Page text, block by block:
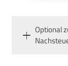
Optional